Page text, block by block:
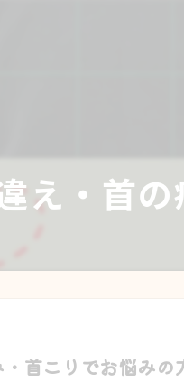
違え・首
首こりでお悩みの